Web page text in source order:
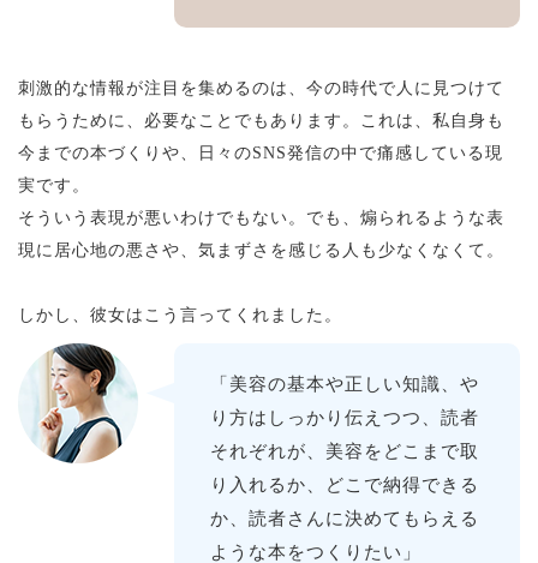
刺激的な情報が注目を集めるのは、今の時代で人に見つけて
もらうために、必要なことでもあります。これは、私自身も
今までの本づくりや、日々のSNS発信の中で痛感している現
実です。
そういう表現が悪いわけでもない。でも、煽られるような表
現に居心地の悪さや、気まずさを感じる人も少なくなくて。
しかし、彼女はこう言ってくれました。
「美容の基本や正しい知識、や
り方はしっかり伝えつつ、読者
それぞれが、美容をどこまで取
り入れるか、どこで納得できる
か、読者さんに決めてもらえる
ような本をつくりたい」